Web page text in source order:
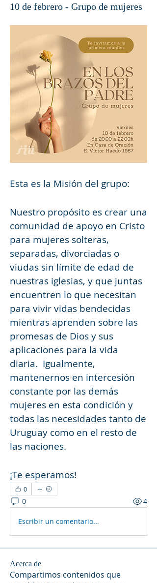
10 de febrero - Grupo de mujeres
Esta es la Misión del grupo:
Nuestro propósito es crear una
comunidad de apoyo en Cristo
para mujeres solteras,
separadas, divorciadas o
viudas sin límite de edad de
nuestras iglesias, y que juntas
encuentren lo que necesitan
para vivir vidas bendecidas
mientras aprenden sobre las
promesas de Dios y sus
aplicaciones para la vida
diaria.  Igualmente,
mantenernos en intercesión
constante por las demás
mujeres en esta condición y
todas las necesidades tanto de
Uruguay como en el resto de
las naciones.
¡Te esperamos!
0
0 4
Escribir un comentario...
Acerca de
Compartimos contenidos que